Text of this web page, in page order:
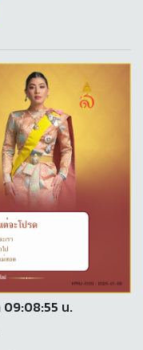
09:08:55 น.